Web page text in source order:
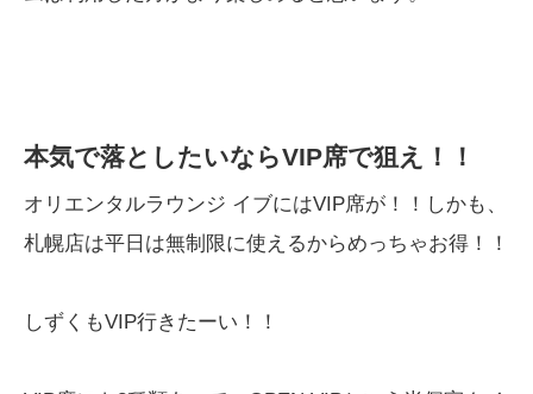
本気で落としたいならVIP席で狙え！！
オリエンタルラウンジ イブにはVIP席が！！しかも、
札幌店は平日は無制限に使えるからめっちゃお得！！
しずくもVIP行きたーい！！